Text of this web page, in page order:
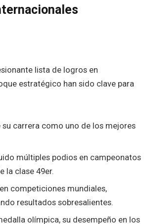
lista de logros en
estratégico han sido clave para
carrera como uno de los mejores
múltiples podios en campeonatos
la clase 49er.
competiciones mundiales,
resultados sobresalientes.
olímpica, su desempeño en los